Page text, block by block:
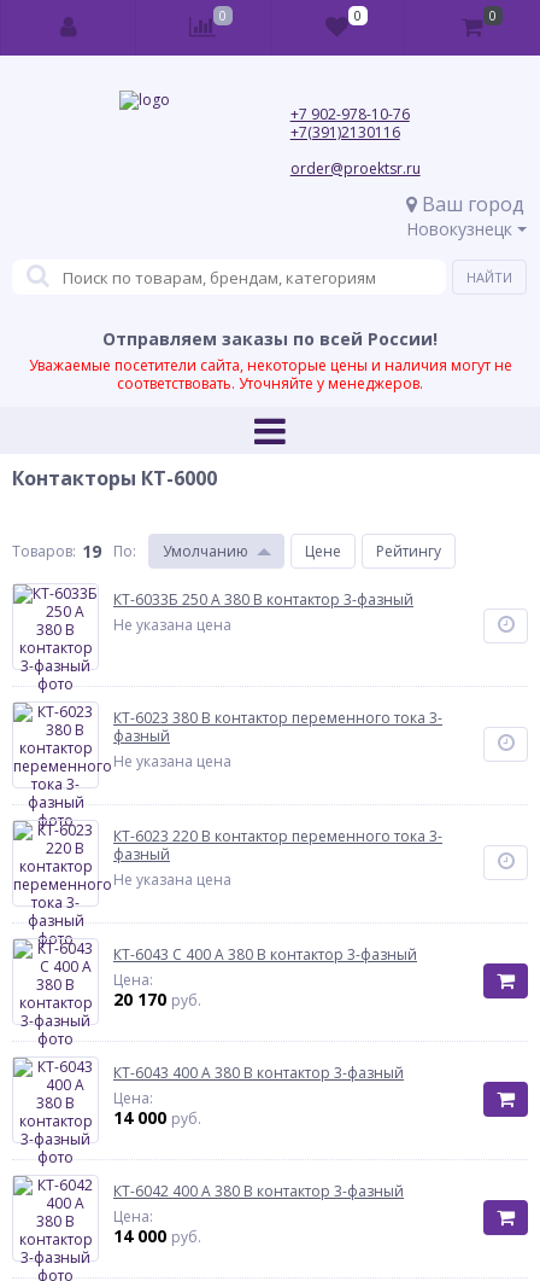
+7 902-978-10-76
+7(391)2130116
order@proektsr.ru
Ваш город
Новокузнецк
Отправляем заказы по всей России!
Уважаемые посетители сайта, некоторые цены и наличия могут не
соответствовать. Уточняйте у менеджеров.
Контакторы КТ-6000
Товаров: 19 По: Умолчанию Цене Рейтингу
КТ-6033Б 250 А 380 В контактор 3-фазный
Не указана цена
КТ-6023 380 В контактор переменного тока 3-
фазный
Не указана цена
КТ-6023 220 В контактор переменного тока 3-
фазный
Не указана цена
КТ-6043 С 400 А 380 В контактор 3-фазный
Цена:
20 170 руб.
КТ-6043 400 А 380 В контактор 3-фазный
Цена:
14 000 руб.
КТ-6042 400 А 380 В контактор 3-фазный
Цена:
14 000 руб.
0 0 0